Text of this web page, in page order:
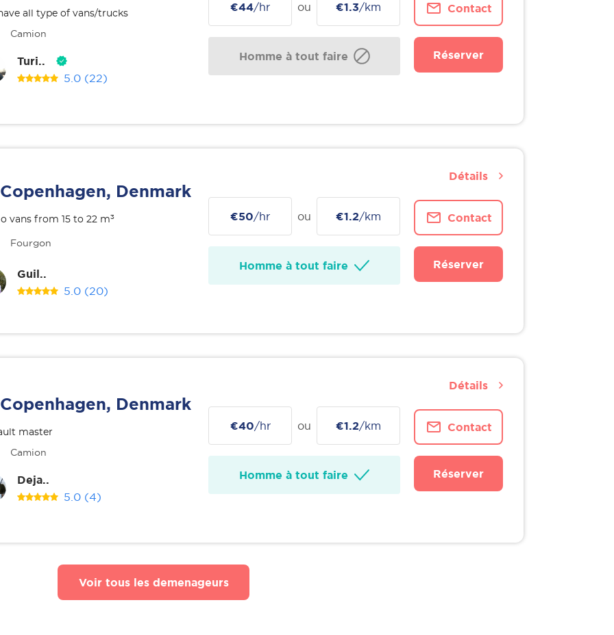
all type of vans/trucks
Camion
Turi..
5.0 (22)
€44/hr ou €1.3/km
Homme à tout faire
Contact
Réserver
Copenhagen, Denmark
vans from 15 to 22 m³
Fourgon
Guil..
5.0 (20)
€50/hr ou €1.2/km
Homme à tout faire
Contact
Réserver
Détails
Copenhagen, Denmark
master
Camion
Deja..
5.0 (4)
€40/hr ou €1.2/km
Homme à tout faire
Contact
Réserver
Détails
Voir tous les demenageurs